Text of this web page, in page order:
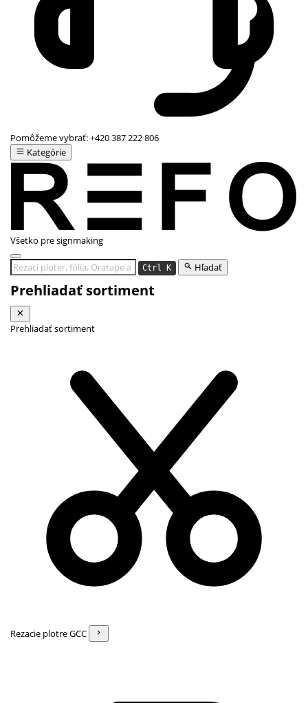
Pomôžeme vybrať:+420 387 222 806
Kategórie
Všetko pre signmaking
Ctrl K Hľadať
Prehliadať sortiment
Prehliadať sortiment
Rezacie plotre GCC